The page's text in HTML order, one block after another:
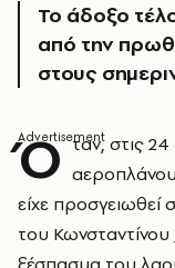
Το άδοξο
από την
στους
Ό ταν, στις
είχε
του Κωνσταντίνου